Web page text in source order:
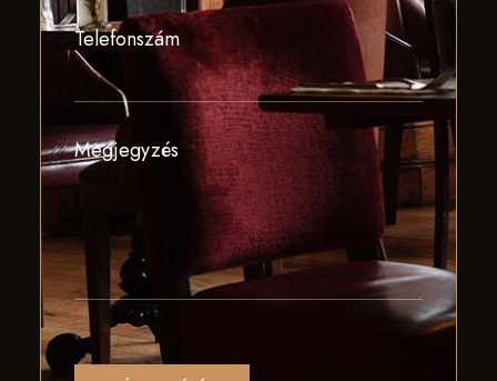
Telefonszám
Megjegyzés